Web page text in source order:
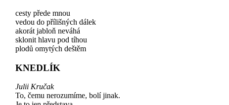
cesty přede mnou
vedou do přílišných dálek
akorát jabloň neváhá
sklonit hlavu pod tíhou
plodů omytých deštěm
KNEDLÍK
Julii Kručak
To, čemu nerozumíme, bolí jinak.